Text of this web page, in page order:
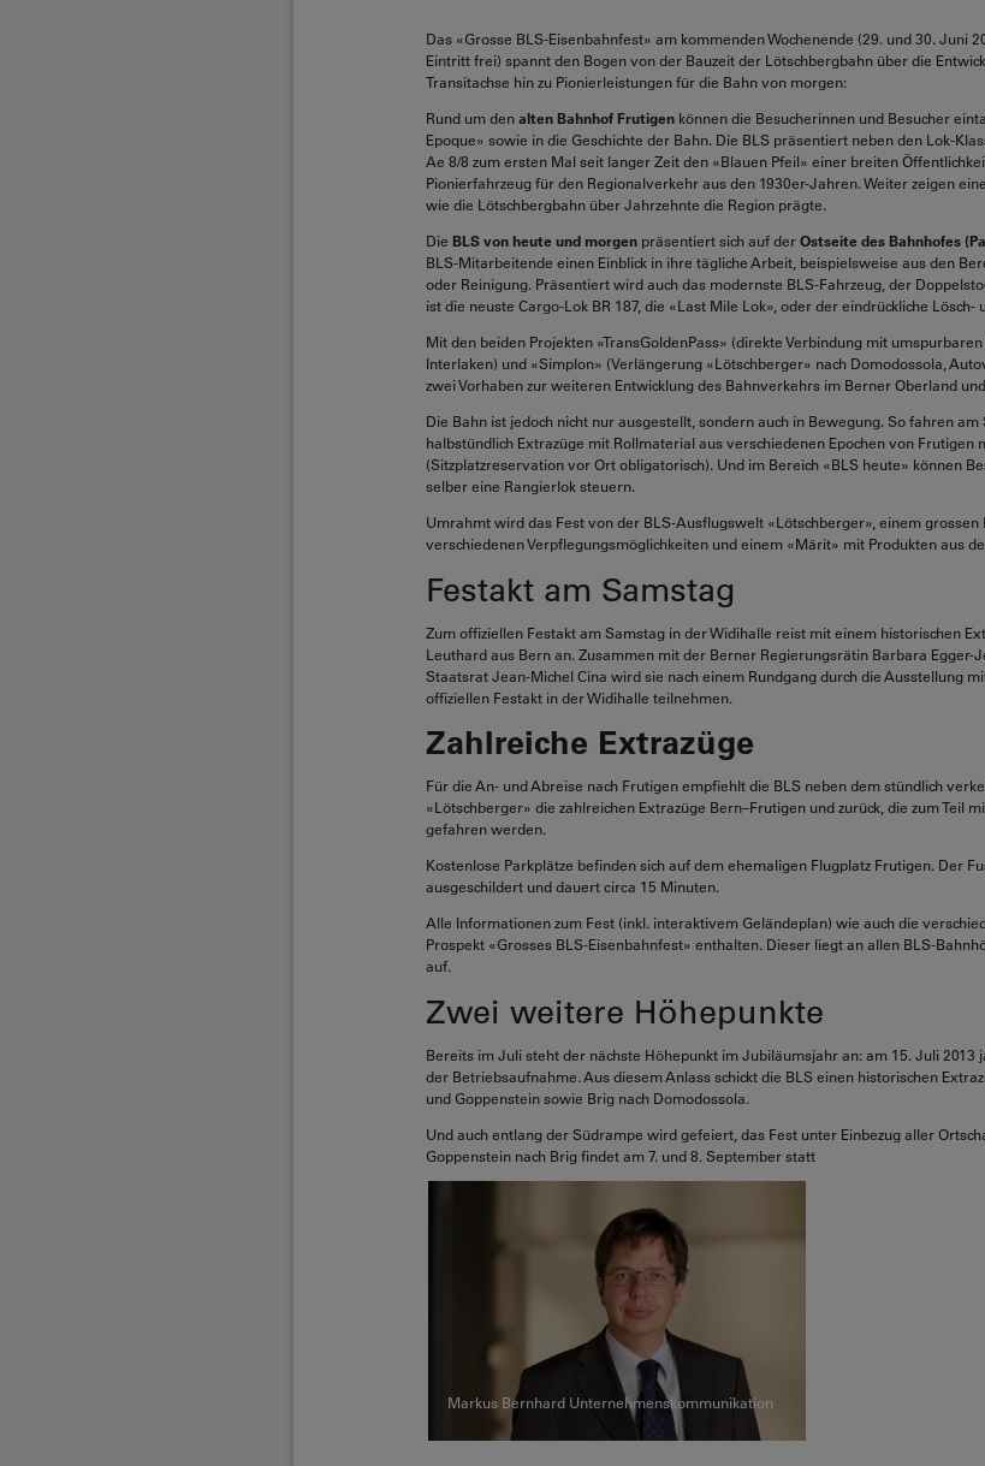
Das «Grosse BLS-Eisenbahnfest» am kommenden Wochenende (29. und 30. Juni
Eintritt frei) spannt den Bogen von der Bauzeit der Lötschbergbahn über die
Transitachse hin zu Pionierleistungen für die Bahn von morgen:
Rund um denalten Bahnhof Frutigen können die Besucherinnen und Besucher
Epoque» sowie in die Geschichte der Bahn. Die BLS präsentiert neben den Lok-
Ae 8/8 zum ersten Mal seit langer Zeit den «Blauen Pfeil» einer breiten
Pionierfahrzeug für den Regionalverkehr aus den 1930er-Jahren. Weiter zeigen
wie die Lötschbergbahn über Jahrzehnte die Region prägte.
Die BLS von heute und morgen präsentiert sich auf derOstseite des Bahnhofes
BLS-Mitarbeitende einen Einblick in ihre tägliche Arbeit, beispielsweise aus den
oder Reinigung. Präsentiert wird auch das modernste BLS-Fahrzeug, der
ist die neuste Cargo-Lok BR 187, die «Last Mile Lok», oder der eindrückliche Lösch-
Mit den beiden Projekten «TransGoldenPass» (direkte Verbindung mit
Interlaken) und «Simplon» (Verlängerung «Lötschberger» nach Domodossola,
zwei Vorhaben zur weiteren Entwicklung des Bahnverkehrs im Berner Oberland
Die Bahn ist jedoch nicht nur ausgestellt, sondern auch in Bewegung. So fahren
halbstündlich Extrazüge mit Rollmaterial aus verschiedenen Epochen von Frutigen
(Sitzplatzreservation vor Ort obligatorisch). Und im Bereich «BLS heute» können
selber eine Rangierlok steuern.
Umrahmt wird das Fest von der BLS-Ausflugswelt «Lötschberger», einem grossen
verschiedenen Verpflegungsmöglichkeiten und einem «Märit» mit Produkten aus
Festakt am Samstag
Zum offiziellen Festakt am Samstag in der Widihalle reist mit einem historischen
Leuthard aus Bern an. Zusammen mit der Berner Regierungsrätin Barbara Egger-
Staatsrat Jean-Michel Cina wird sie nach einem Rundgang durch die Ausstellung
offiziellen Festakt in der Widihalle teilnehmen.
Zahlreiche Extrazüge
Für die An- und Abreise nach Frutigen empfiehlt die BLS neben dem stündlich
«Lötschberger» die zahlreichen Extrazüge Bern–Frutigen und zurück, die zum Teil
gefahren werden.
Kostenlose Parkplätze befinden sich auf dem ehemaligen Flugplatz Frutigen. Der
ausgeschildert und dauert circa 15 Minuten.
Alle Informationen zum Fest (inkl. interaktivem Geländeplan) wie auch die
Prospekt «Grosses BLS-Eisenbahnfest» enthalten. Dieser liegt an allen BLS-
auf.
Zwei weitere Höhepunkte
Bereits im Juli steht der nächste Höhepunkt im Jubiläumsjahr an: am 15. Juli 2013
der Betriebsaufnahme. Aus diesem Anlass schickt die BLS einen historischen
und Goppenstein sowie Brig nach Domodossola.
Und auch entlang der Südrampe wird gefeiert, das Fest unter Einbezug aller
Goppenstein nach Brig findet am 7. und 8. September statt
Markus Bernhard Unternehmenskommunikation